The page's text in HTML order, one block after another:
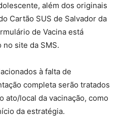
além dos originais
Cartão SUS de Salvador da
de Vacina está
site da SMS.
à falta de
completa serão tratados
ato/local da vacinação, como
da estratégia.